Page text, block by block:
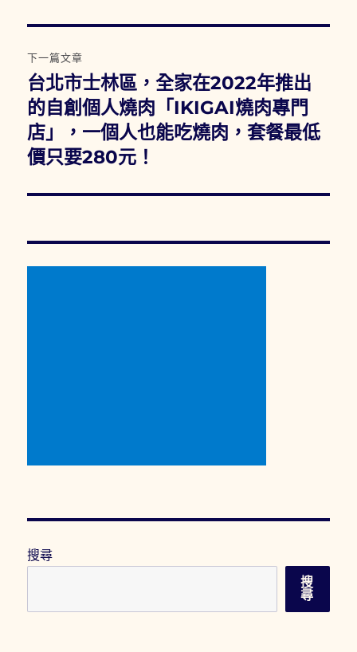
下一篇文章
下
一
篇
文
章:
台北市士林區，全家在2022年推出
的自創個人燒肉「IKIGAI燒肉專門
店」，一個人也能吃燒肉，套餐最低
價只要280元！
搜尋
搜
尋